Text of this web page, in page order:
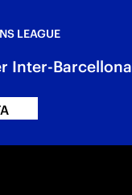
LEAGUE
Inter-Barcellona